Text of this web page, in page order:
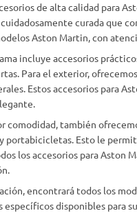
de alta calidad para
curada que
Aston Martin, con
incluye accesorios
Para el exterior,
Estos accesorios para
comodidad, también
portabicicletas. Esto le
los accesorios para Aston
encontrará todos los
específicos disponibles para